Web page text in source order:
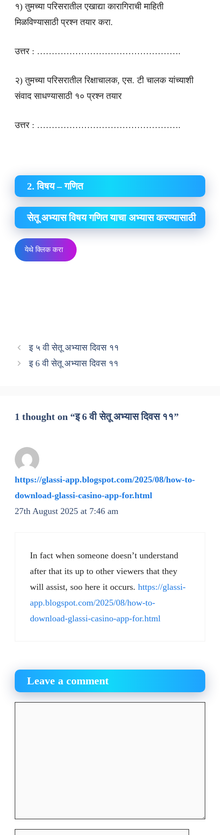
१) तुमच्या परिसरातील एखाद्या कारागिराची माहिती
मिळविण्यासाठी प्रश्न तयार करा.
उत्तर : ………………………………………….
२) तुमच्या परिसरातील रिक्षाचालक, एस. टी चालक यांच्याशी
संवाद साधण्यासाठी १० प्रश्न तयार
उत्तर : ………………………………………….
2. विषय – गणित
सेतू अभ्यास विषय गणित याचा अभ्यास करण्यासाठी
येथे क्लिक करा
इ ५ वी सेतू अभ्यास दिवस ११
इ 6 वी सेतू अभ्यास दिवस ११
1 thought on “इ 6 वी सेतू अभ्यास दिवस ११”
https://glassi-app.blogspot.com/2025/08/how-to-
download-glassi-casino-app-for.html
27th August 2025 at 7:46 am
In fact when someone doesn’t understand
after that its up to other viewers that they
will assist, soo here it occurs. https://glassi-
app.blogspot.com/2025/08/how-to-
download-glassi-casino-app-for.html
Leave a comment